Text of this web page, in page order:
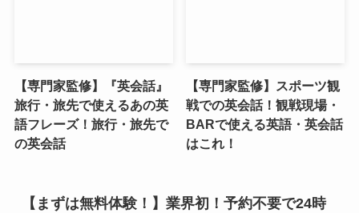
【専門家監修】『英会話』
旅行・旅先で使えるあの英
語フレーズ！旅行・旅先で
の英会話
【専門家監修】スポーツ観
戦での英会話！観戦現場・
BARで使える英語・英会話
はこれ！
【まずは無料体験！】業界初！予約不要で24時